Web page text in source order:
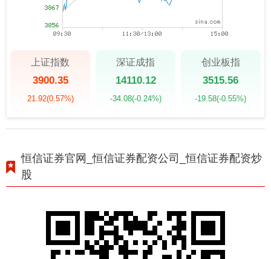
上证指数
3900.35
21.92(0.57%)
深证成指
14110.12
-34.08(-0.24%)
创业板指
3515.56
-19.58(-0.55%)
恒信证券官网_恒信证券配资公司_恒信证券配资炒
股